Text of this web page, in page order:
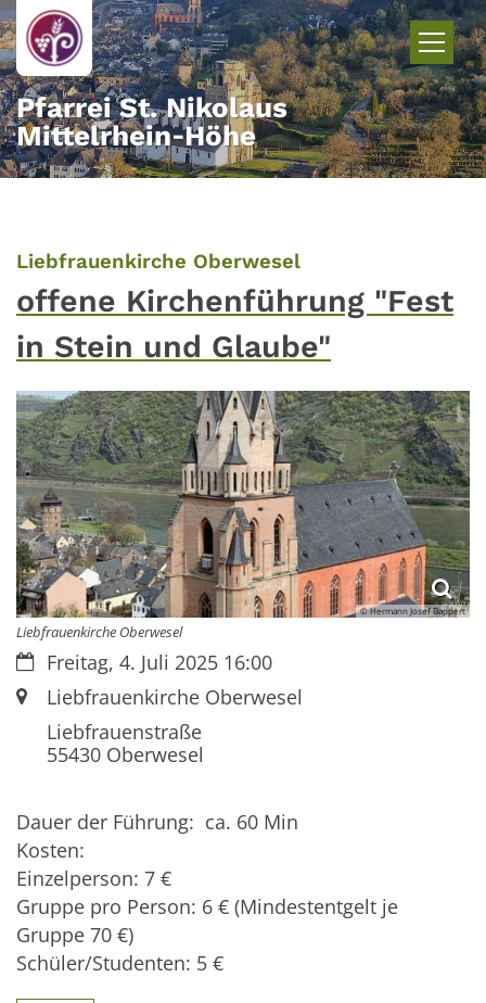
Zum Inhalt springen
Pfarrei St. Nikolaus
Mittelrhein‑Höhe
Liebfrauenkirche Oberwesel:
offene Kirchenführung "Fest
in Stein und Glaube"
© Hermann Josef Bappert
Liebfrauenkirche Oberwesel
Datum:Freitag, 4. Juli 2025 16:00
Ort:Liebfrauenkirche Oberwesel
Liebfrauenstraße
55430Oberwesel
Dauer der Führung: ca. 60 Min
Kosten:
Einzelperson: 7 €
Gruppe pro Person: 6 € (Mindestentgelt je
Gruppe 70 €)
Schüler/Studenten: 5 €